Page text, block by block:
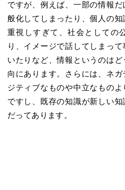
ですが、例えば、一部の情報
般化してしまったり、個人の
重視しすぎて、社会としての
り、イメージで話してしまっ
いたりなど、情報というのは
向にあります。さらには、ネ
ジティブなものや中立なもの
ですし、既存の知識が新しい
だってあります。